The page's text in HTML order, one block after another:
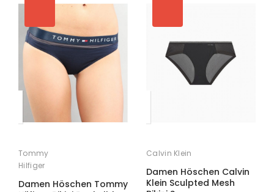
Tommy
Hilfiger
Damen Höschen Tommy
Calvin Klein
Damen Höschen Calvin
Klein Sculpted Mesh